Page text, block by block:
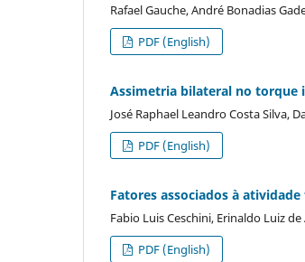
Rafael Gauche, André Bonadias
PDF (English)
Assimetria bilateral no torque
José Raphael Leandro Costa Silva,
PDF (English)
Fatores associados à
Fabio Luis Ceschini, Erinaldo Luiz
PDF (English)